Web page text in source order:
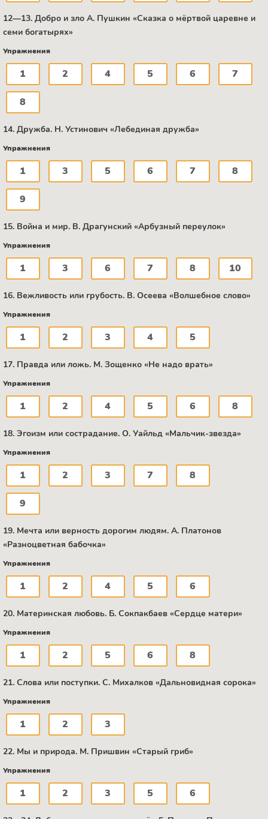
12—13. Добро и зло А. Пушкин «Сказка о мёртвой царевне и
семи богатырях»
Упражнения
1 2 4 5 6 7
8
14. Дружба. Н. Устинович «Лебединая дружба»
Упражнения
1 3 5 6 7 8
9
15. Война и мир. В. Драгунский «Арбузный переулок»
Упражнения
1 3 6 7 8 10
16. Вежливость или грубость. B. Осеева «Волшебное слово»
Упражнения
1 2 3 4 5
17. Правда или ложь. М. Зощенко «Не надо врать»
Упражнения
1 2 4 5 6 8
18. Эгоизм или сострадание. О. Уайльд «Мальчик-звезда»
Упражнения
1 2 3 7 8
9
19. Мечта или верность дорогим людям. А. Платонов
«Разноцветная бабочка»
Упражнения
1 2 4 5 6
20. Материнская любовь. Б. Сокпакбаев «Сердце матери»
Упражнения
1 2 5 6 8
21. Слова или поступки. C. Михалков «Дальновидная сорока»
Упражнения
1 2 3
22. Мы и природа. М. Пришвин «Старый гриб»
Упражнения
1 2 3 5 6